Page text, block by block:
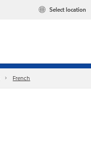
Select location
French